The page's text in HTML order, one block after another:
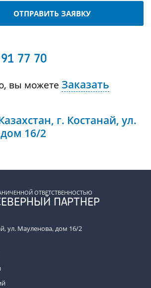
ОТПРАВИТЬ ЗАЯВКУ
91 77 70
вы можете Заказать
г. Костанай, ул.
16/2
ОТВЕТСТВЕННОСТЬЮ
ПАРТНЕР
ул. Мауленова, дом 16/2